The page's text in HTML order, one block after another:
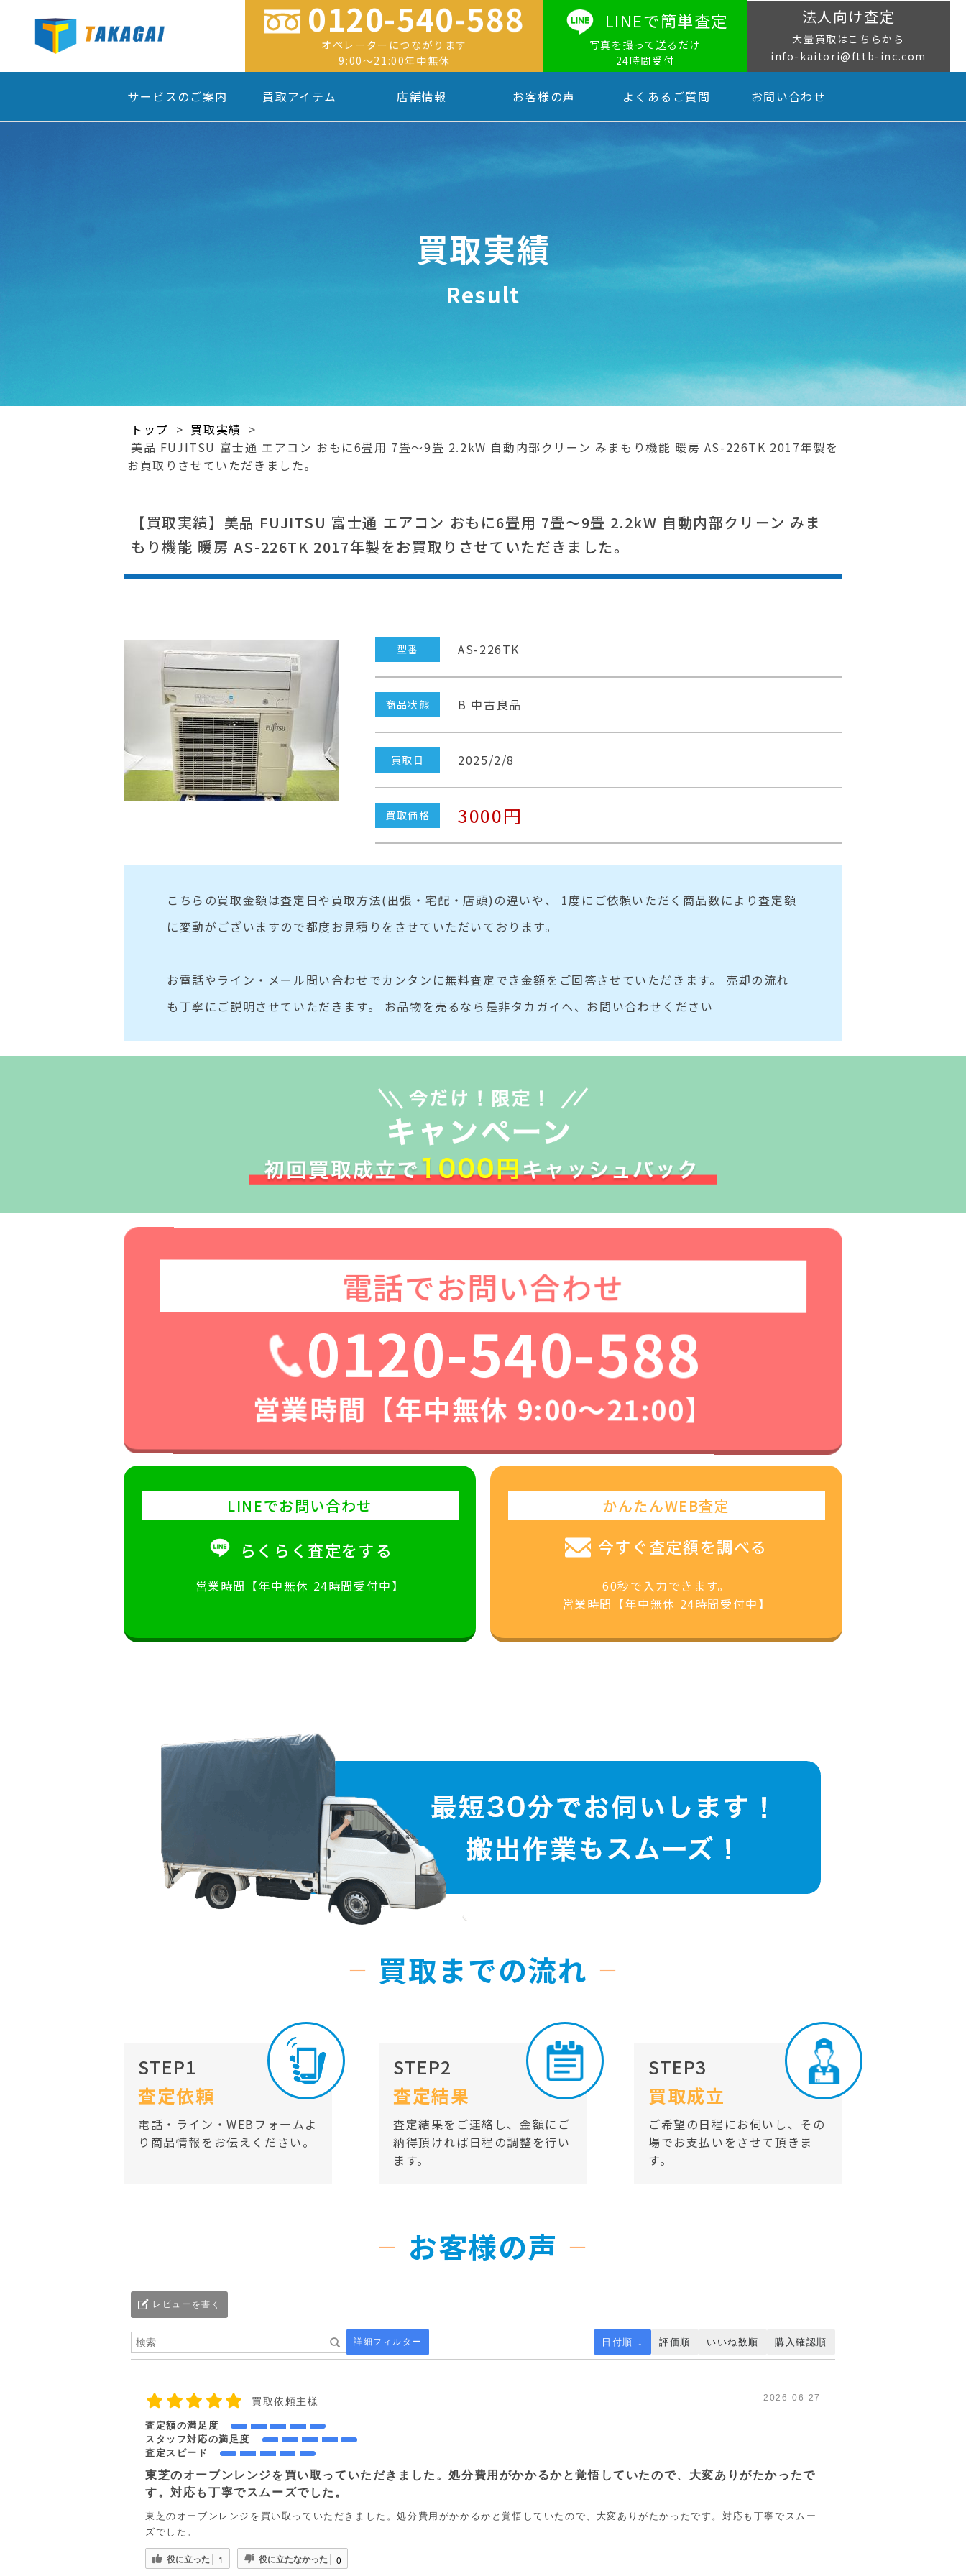
0120-540-588
オペレーターにつながります
9:00〜21:00年中無休
LINEで簡単査定
写真を撮って送るだけ
24時間受付
法人向け査定
大量買取はこちらから
info-kaitori@fttb-inc.com
サービスのご案内 買取アイテム 店舗情報 お客様の声 よくあるご質問 お問い合わせ
買取実績
Result
トップ > 買取実績 >
美品 FUJITSU 富士通 エアコン おもに6畳用 7畳～9畳 2.2kW 自動内部クリーン みまもり機能 暖房 AS-226TK 2017年製を
お買取りさせていただきました。
【買取実績】美品 FUJITSU 富士通 エアコン おもに6畳用 7畳～9畳 2.2kW 自動内部クリーン みま
もり機能 暖房 AS-226TK 2017年製をお買取りさせていただきました。
型番 AS-226TK
商品状態 B 中古良品
買取日 2025/2/8
買取価格 3000円
こちらの買取金額は査定日や買取方法(出張・宅配・店頭)の違いや、 1度にご依頼いただく商品数により査定額
に変動がございますので都度お見積りをさせていただいております。
お電話やライン・メール問い合わせでカンタンに無料査定でき金額をご回答させていただきます。 売却の流れ
も丁寧にご説明させていただきます。 お品物を売るなら是非タカガイへ、お問い合わせください
電話でお問い合わせ
0120-540-588
営業時間【年中無休 9:00〜21:00】
LINEでお問い合わせ
らくらく査定をする
営業時間【年中無休 24時間受付中】
かんたんWEB査定
今すぐ査定額を調べる
60秒で入力できます。
営業時間【年中無休 24時間受付中】
買取までの流れ
STEP1
査定依頼
電話・ライン・WEBフォームよ
り商品情報をお伝えください。
STEP2
査定結果
査定結果をご連絡し、金額にご
納得頂ければ日程の調整を行い
ます。
STEP3
買取成立
ご希望の日程にお伺いし、その
場でお支払いをさせて頂きま
す。
お客様の声
レビューを書く
詳細フィルター 日付順 ↓ 評価順 いいね数順 購入確認順
買取依頼主様 2026-06-27
査定額の満足度
スタッフ対応の満足度
査定スピード
東芝のオーブンレンジを買い取っていただきました。処分費用がかかるかと覚悟していたので、大変ありがたかったで
す。対応も丁寧でスムーズでした。
東芝のオーブンレンジを買い取っていただきました。処分費用がかかるかと覚悟していたので、大変ありがたかったです。対応も丁寧でスムー
ズでした。
役に立った 1 役に立たなかった 0